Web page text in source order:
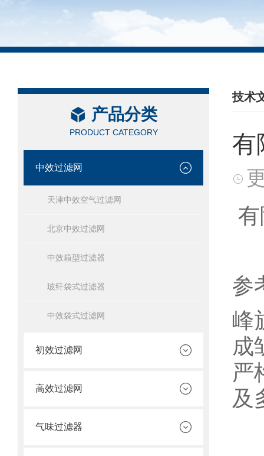
产品分类
PRODUCT CATEGORY
中效过滤网
天津中效空气过滤网
北京中效过滤网
中效箱型过滤器
玻纤袋式过滤器
中效袋式过滤网
初效过滤网
高效过滤网
气味过滤器
技术
/
有
参
峰
成
严
及